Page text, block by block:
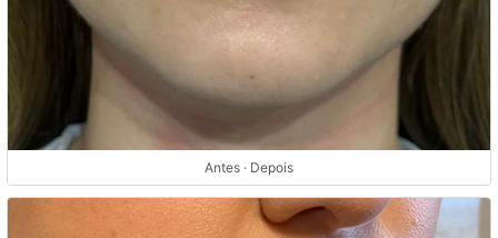
Antes · Depois